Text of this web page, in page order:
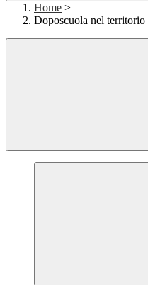
Home >
Doposcuola nel territorio